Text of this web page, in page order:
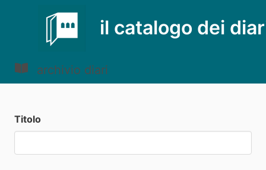
il catalogo dei
archivio diari
Titolo